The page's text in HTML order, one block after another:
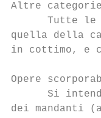
Altre categorie
Tutte le
quella della
in cottimo, e
Opere
Si
dei mandanti